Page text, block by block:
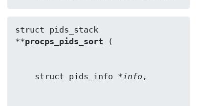
struct pids_stack
**procps_pids_sort
    struct pids_info *
info